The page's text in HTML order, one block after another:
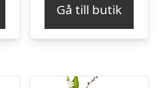
Gå till butik